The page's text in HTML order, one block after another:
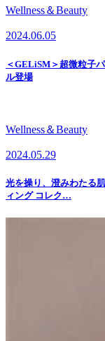
Wellness＆Beauty
2024.06.05
＜GELiSM＞超微粒子
ル登場
Wellness＆Beauty
2024.05.29
光を操り、澄みわたる
ィング コレク…